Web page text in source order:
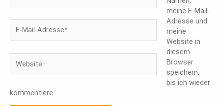
Mail-
meine E-Mail-
Adresse und
meine
Website in
diesem
Browser
speichern,
bis ich wieder
kommentiere.